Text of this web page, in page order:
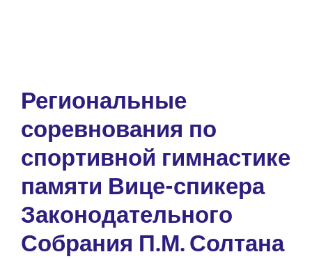
Региональные
соревнования по
спортивной гимнастике
памяти Вице-спикера
Законодательного
Собрания П.М. Солтана